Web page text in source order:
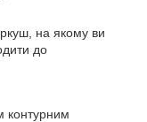
на якому ви
до
контурним